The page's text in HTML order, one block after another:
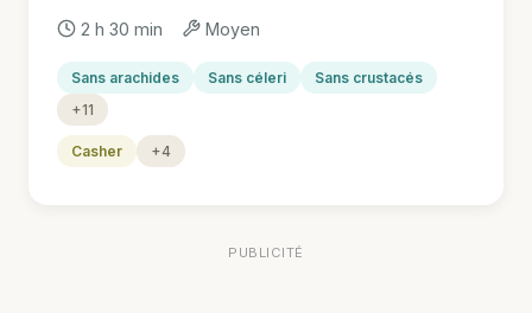
2 h 30 min Moyen
Sans arachides Sans céleri
Sans crustacés
+11
Casher +4
PUBLICITÉ